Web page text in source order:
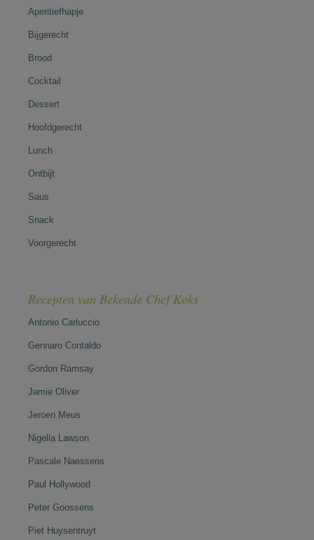
Aperitiefhapje
Bijgerecht
Brood
Cocktail
Dessert
Hoofdgerecht
Lunch
Ontbijt
Saus
Snack
Voorgerecht
Recepten van Bekende Chef Koks
Antonio Carluccio
Gennaro Contaldo
Gordon Ramsay
Jamie Oliver
Jeroen Meus
Nigella Lawson
Pascale Naessens
Paul Hollywood
Peter Goossens
Piet Huysentruyt